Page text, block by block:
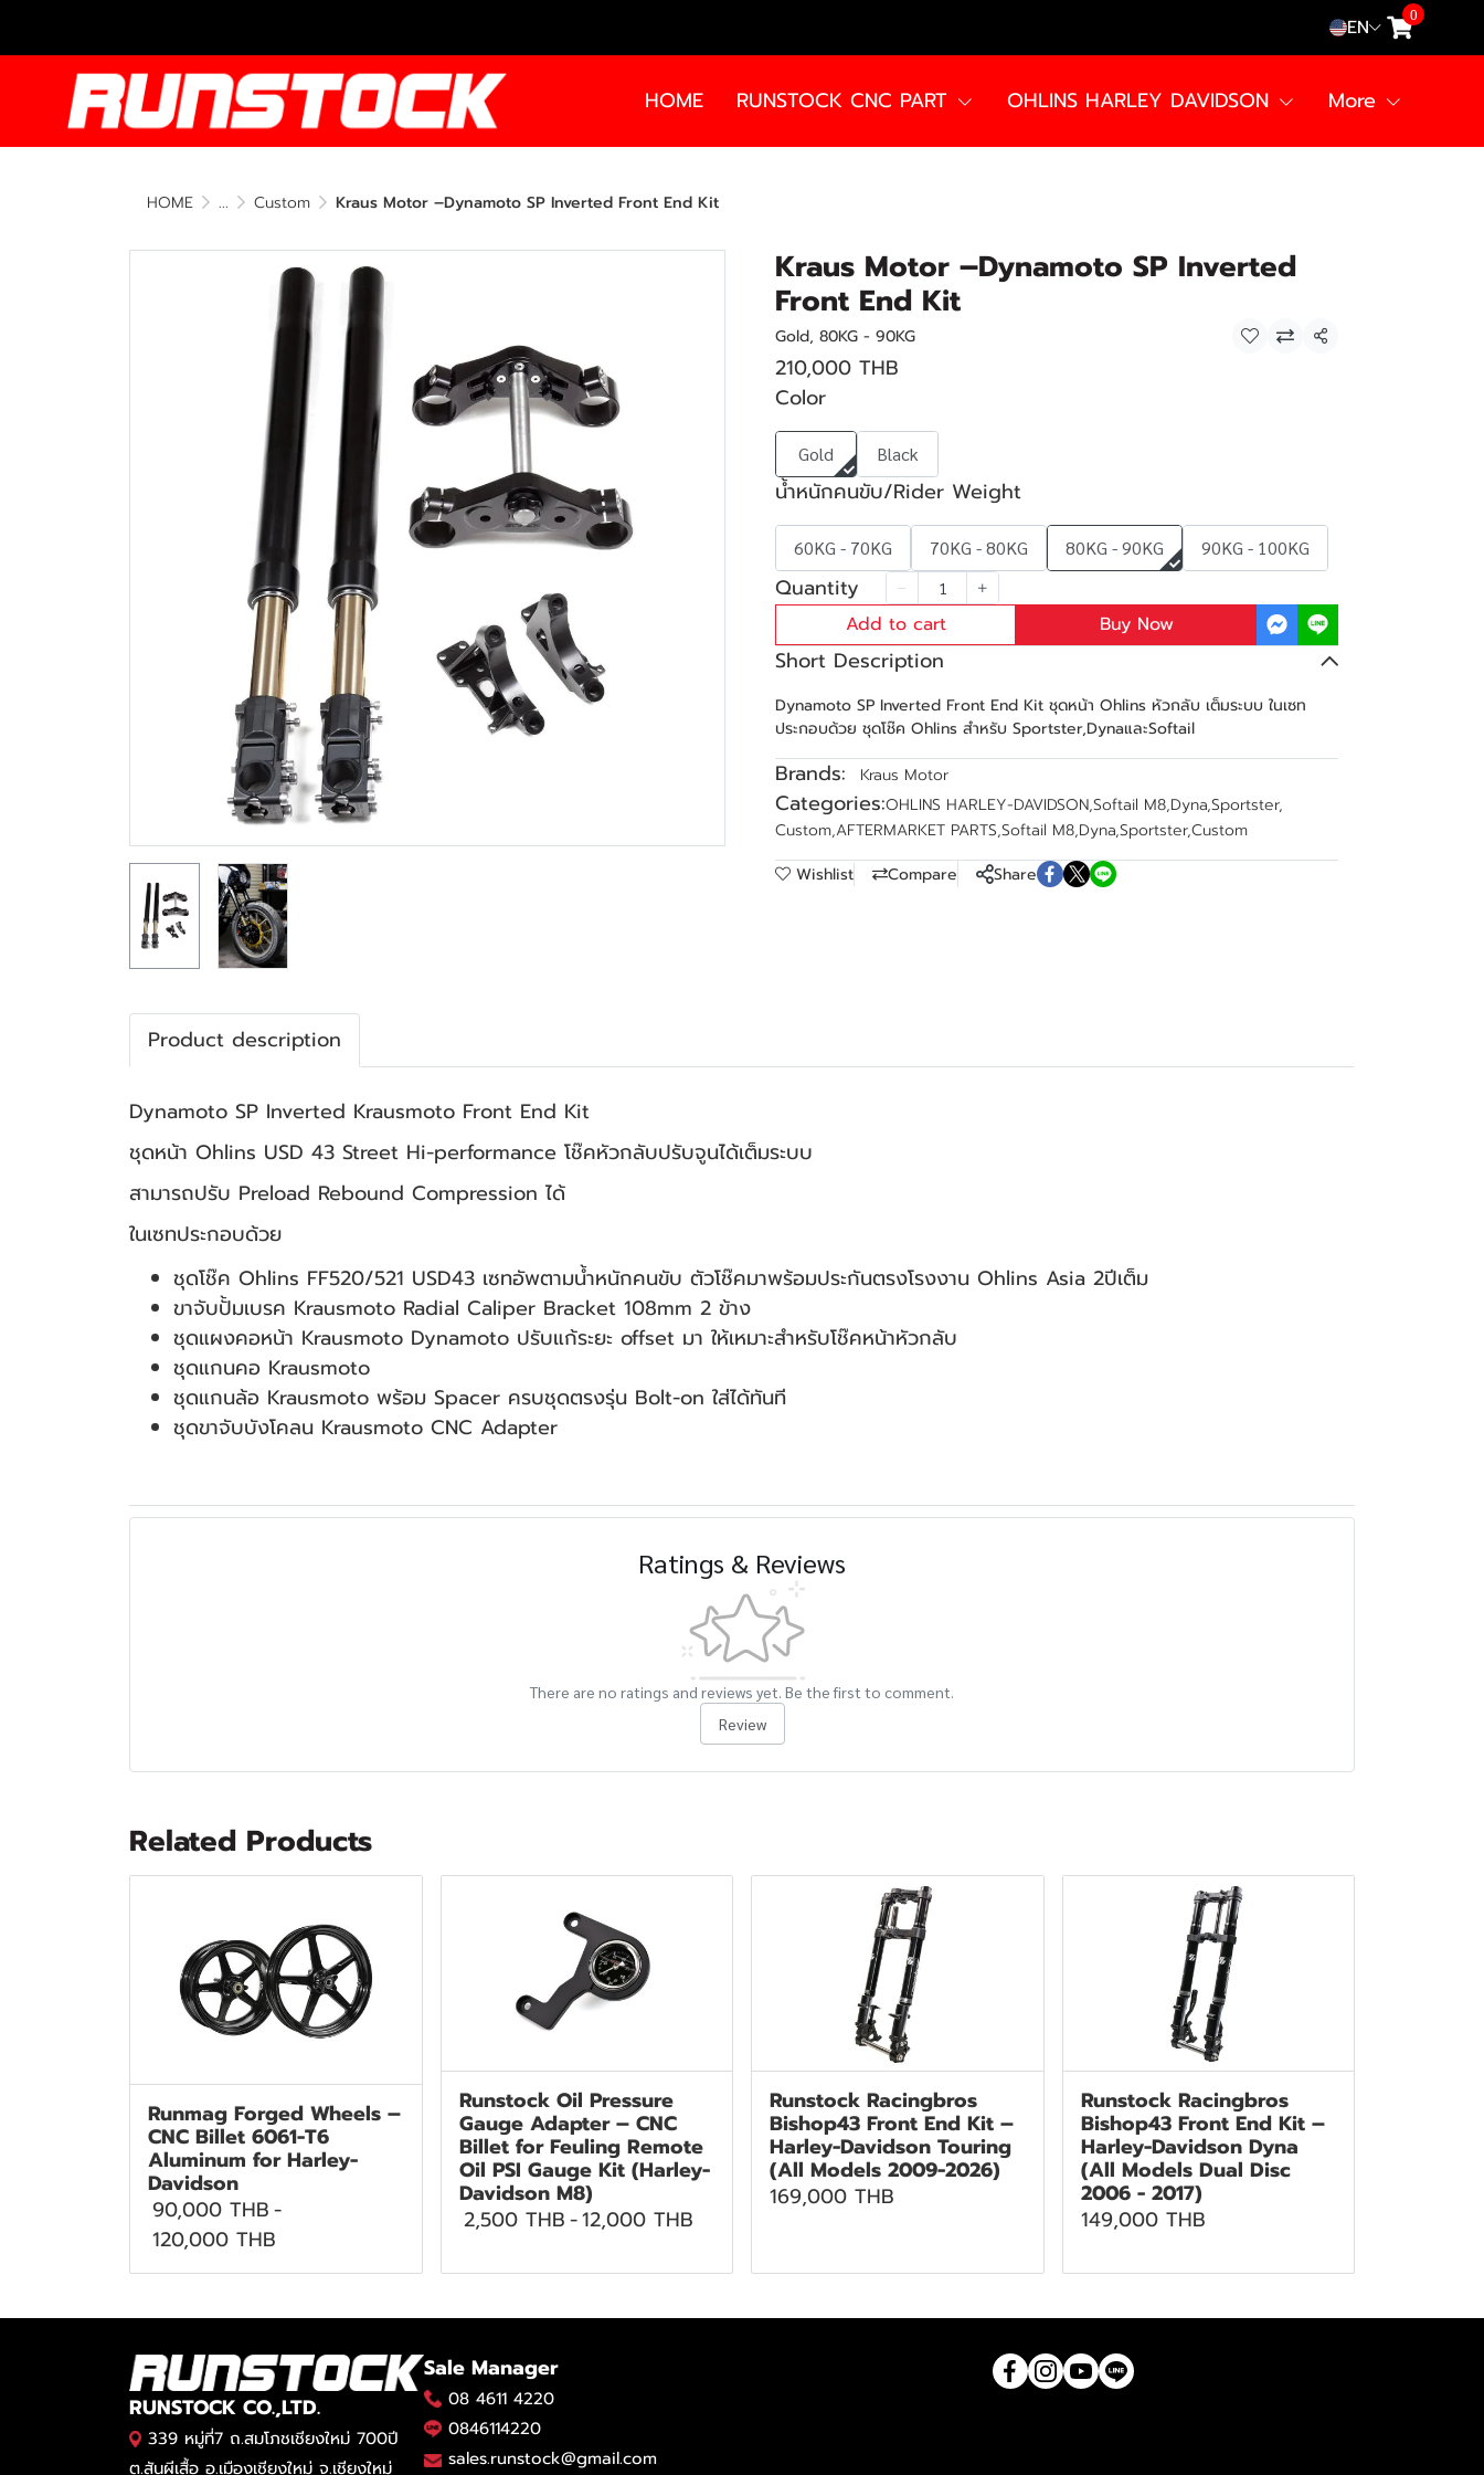
EN 0
HOME RUNSTOCK CNC PART OHLINS HARLEY DAVIDSON More
HOME ... Custom Kraus Motor –Dynamoto SP Inverted Front End Kit
Kraus Motor –Dynamoto SP Inverted
Front End Kit
Gold, 80KG - 90KG Share
210,000 THB
Color
Gold Black
น้ำหนักคนขับ/Rider Weight
60KG - 70KG 70KG - 80KG 80KG - 90KG 90KG - 100KG
Quantity
Add to cart Buy Now
Short Description
Dynamoto SP Inverted Front End Kit ชุดหน้า Ohlins หัวกลับ เต็มระบบ ในเซท
ประกอบด้วย ชุดโช๊ค Ohlins สำหรับ Sportster,DynaและSoftail
Brands: Kraus Motor
Categories:OHLINS HARLEY-DAVIDSON,Softail M8,Dyna,Sportster,
Custom,AFTERMARKET PARTS,Softail M8,Dyna,Sportster,Custom
Wishlist
Compare Share
Product description
Dynamoto SP Inverted Krausmoto Front End Kit
ชุดหน้า Ohlins USD 43 Street Hi-performance โช๊คหัวกลับปรับจูนได้เต็มระบบ
สามารถปรับ Preload Rebound Compression ได้
ในเซทประกอบด้วย
ชุดโช๊ค Ohlins FF520/521 USD43 เซทอัพตามน้ำหนักคนขับ ตัวโช๊คมาพร้อมประกันตรงโรงงาน Ohlins Asia 2ปีเต็ม
ขาจับปั้มเบรค Krausmoto Radial Caliper Bracket 108mm 2 ข้าง
ชุดแผงคอหน้า Krausmoto Dynamoto ปรับแก้ระยะ offset มา ให้เหมาะสำหรับโช๊คหน้าหัวกลับ
ชุดแกนคอ Krausmoto
ชุดแกนล้อ Krausmoto พร้อม Spacer ครบชุดตรงรุ่น Bolt-on ใส่ได้ทันที
ชุดขาจับบังโคลน Krausmoto CNC Adapter
Ratings & Reviews
There are no ratings and reviews yet. Be the first to comment.
Review
Related Products
Runmag Forged Wheels –
CNC Billet 6061-T6
Aluminum for Harley-
Davidson
90,000 THB-
120,000 THB
Runstock Oil Pressure
Gauge Adapter – CNC
Billet for Feuling Remote
Oil PSI Gauge Kit (Harley-
Davidson M8)
2,500 THB-12,000 THB
Runstock Racingbros
Bishop43 Front End Kit –
Harley-Davidson Touring
(All Models 2009-2026)
169,000 THB
Runstock Racingbros
Bishop43 Front End Kit –
Harley-Davidson Dyna
(All Models Dual Disc
2006 - 2017)
149,000 THB
RUNSTOCK CO.,LTD.
339 หมู่ที่7 ถ.สมโภชเชียงใหม่ 700ปี
ต.สันผีเสื้อ อ.เมืองเชียงใหม่ จ.เชียงใหม่
Sale Manager
08 4611 4220
0846114220
sales.runstock@gmail.com